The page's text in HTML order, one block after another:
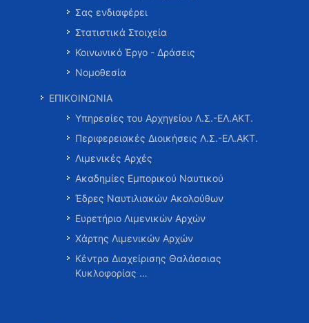
Σας ενδιαφέρει
Στατιστικά Στοιχεία
Κοινωνικό Έργο - Δράσεις
Νομοθεσία
ΕΠΙΚΟΙΝΩΝΙΑ
Υπηρεσίες του Αρχηγείου Λ.Σ.-ΕΛ.ΑΚΤ.
Περιφερειακές Διοικήσεις Λ.Σ.-ΕΛ.ΑΚΤ.
Λιμενικές Αρχές
Ακαδημίες Εμπορικού Ναυτικού
Έδρες Ναυτιλιακών Ακολούθων
Ευρετήριο Λιμενικών Αρχών
Χάρτης Λιμενικών Αρχών
Κέντρα Διαχείρισης Θαλάσσιας
Κυκλοφορίας …